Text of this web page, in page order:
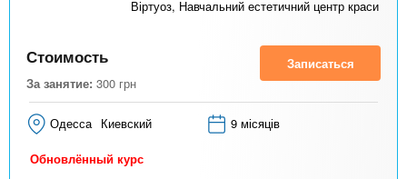
Віртуоз, Навчальний естетичний центр краси
Стоимость
За занятие: 300 грн
Записаться
Одесса Киевский 9 місяців
Обновлённый курс